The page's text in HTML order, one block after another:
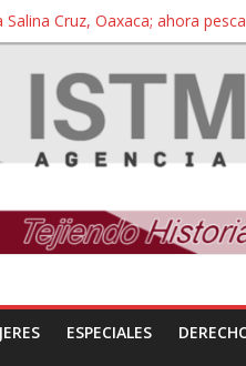
Cruz, Oaxaca; ahora
Bienestar de Ixtepec,
con titular de la SEGOB
despojo de su territorio
ilegal de material
ESPECIALES